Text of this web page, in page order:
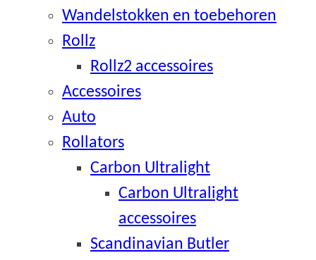
Wandelstokken en toebehoren
Rollz
Rollz2 accessoires
Accessoires
Auto
Rollators
Carbon Ultralight
Carbon Ultralight
accessoires
Scandinavian Butler